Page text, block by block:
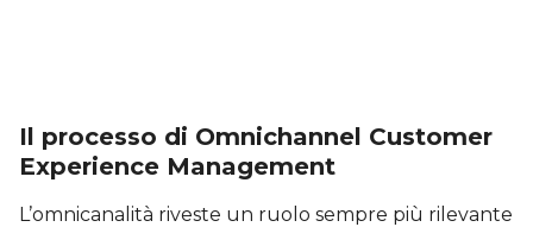
Il processo di Omnichannel Customer
Experience Management
L’omnicanalità riveste un ruolo sempre più rilevante